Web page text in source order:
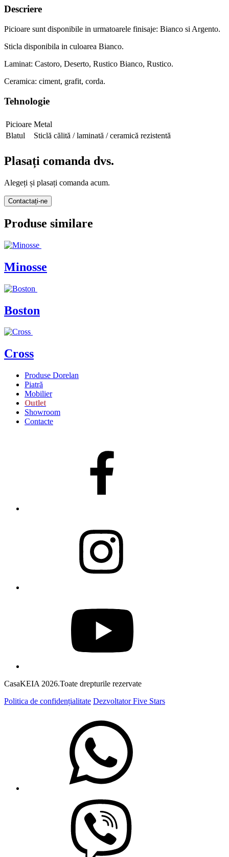
Descriere
Picioare sunt disponibile in urmatoarele finisaje: Bianco si Argento.
Sticla disponibila in culoarea Bianco.
Laminat: Castoro, Deserto, Rustico Bianco, Rustico.
Ceramica: ciment, grafit, corda.
Tehnologie
Picioare Metal
Blatul
Sticlă călită / laminată / ceramică rezistentă
Plasați comanda dvs.
Alegeți și plasați comanda acum.
Contactați-ne
Produse similare
Minosse
Boston
Cross
Produse Dorelan
Piatră
Mobilier
Outlet
Showroom
Contacte
CasaKEIA 2026.Toate drepturile rezervate
Politica de confidențialitate Dezvoltator Five Stars